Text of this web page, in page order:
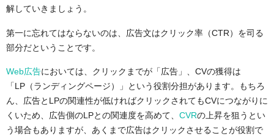
解していきましょう。
第一に忘れてはならないのは、広告文はクリック率（CTR）を司る
部分だということです。
Web広告においては、クリックまでが「広告」、CVの獲得は
「LP（ランディングページ）」という役割分担があります。もちろ
ん、広告とLPの関連性が低ければクリックされてもCVにつながりに
くいため、広告側のLPとの関連度を高めて、 CVRの上昇を狙うとい
う場合もありますが、あくまで広告はクリックさせることが役割で